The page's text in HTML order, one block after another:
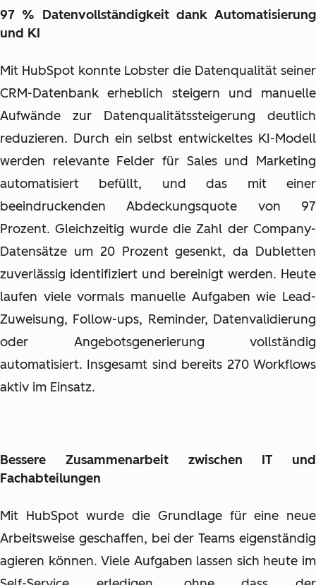
97 % Datenvollständigkeit dank Automatisierung
und KI
Mit HubSpot konnte Lobster die Datenqualität seiner
CRM-Datenbank erheblich steigern und manuelle
Aufwände zur Datenqualitätssteigerung deutlich
reduzieren. Durch ein selbst entwickeltes KI-Modell
werden relevante Felder für Sales und Marketing
automatisiert befüllt, und das mit einer
beeindruckenden Abdeckungsquote von 97
Prozent. Gleichzeitig wurde die Zahl der Company-
Datensätze um 20 Prozent gesenkt, da Dubletten
zuverlässig identifiziert und bereinigt werden. Heute
laufen viele vormals manuelle Aufgaben wie Lead-
Zuweisung, Follow-ups, Reminder, Datenvalidierung
oder Angebotsgenerierung vollständig
automatisiert. Insgesamt sind bereits 270 Workflows
aktiv im Einsatz.
Bessere Zusammenarbeit zwischen IT und
Fachabteilungen
Mit HubSpot wurde die Grundlage für eine neue
Arbeitsweise geschaffen, bei der Teams eigenständig
agieren können. Viele Aufgaben lassen sich heute im